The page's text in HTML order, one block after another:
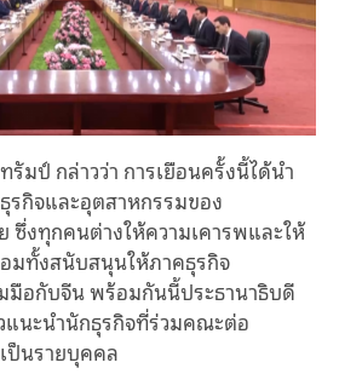
ทรัมป์ กล่าวว่า การเยือนครั้งนี้ได้นำ
กิจและอุตสาหกรรมของ
ซึ่งทุกคนต่างให้ความเคารพและให้
มทั้งสนับสนุนให้ภาคธุรกิจ
มือกับจีนพร้อมกันนี้ประธานาธิบดี
แนะนำนักธุรกิจที่ร่วมคณะต่อ
เป็นรายบุคคล